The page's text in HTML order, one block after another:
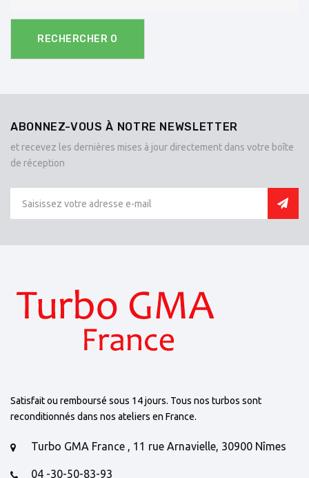
RECHERCHER 0
ABONNEZ-VOUS À NOTRE NEWSLETTER
et recevez les dernières mises à jour directement dans votre boîte
de réception
Satisfait ou remboursé sous 14 jours. Tous nos turbos sont
reconditionnés dans nos ateliers en France.
Turbo GMA France , 11 rue Arnavielle, 30900 Nîmes
04 -30-50-83-93